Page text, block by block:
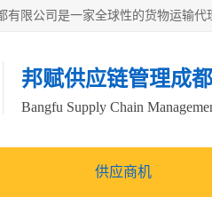
邦赋供应链管理成
Bangfu Supply Chain
供应商机